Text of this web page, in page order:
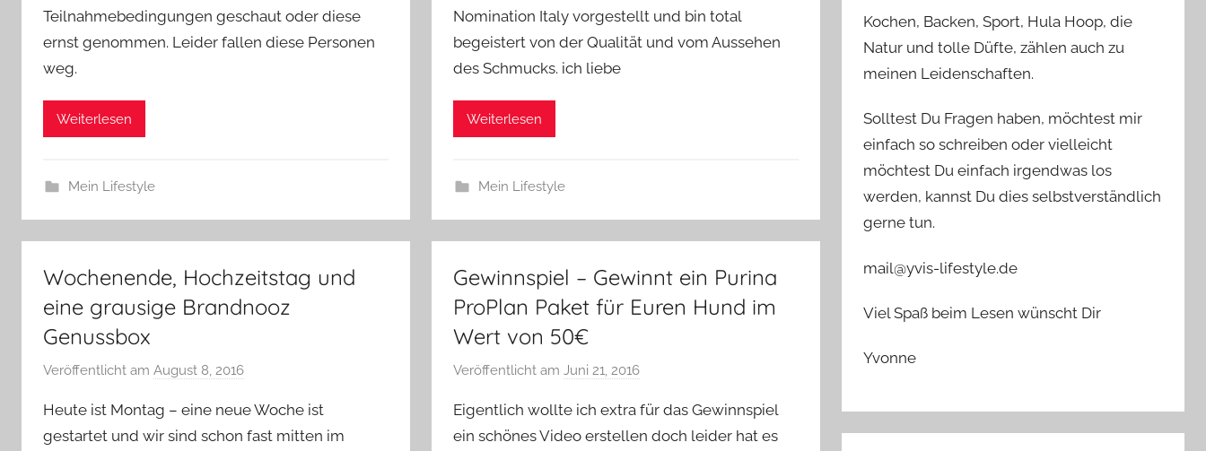
Teilnahmebedingungen geschaut oder diese
ernst genommen. Leider fallen diese Personen
weg.
Weiterlesen
Mein Lifestyle
Nomination Italy vorgestellt und bin total
begeistert von der Qualität und vom Aussehen
des Schmucks. ich liebe
Weiterlesen
Mein Lifestyle
Wochenende, Hochzeitstag und
eine grausige Brandnooz
Genussbox
Veröffentlicht am August 8, 2016
n
Y
Heute ist Montag – eine neue Woche ist
gestartet und wir sind schon fast mitten im
Gewinnspiel – Gewinnt ein Purina
ProPlan Paket für Euren Hund im
Wert von 50€
Veröffentlicht amJuni 21, 2016
n
Y
Eigentlich wollte ich extra für das Gewinnspiel
ein schönes Video erstellen doch leider hat es
Kochen, Backen, Sport, Hula Hoop, die
Natur und tolle Düfte, zählen auch zu
meinen Leidenschaften.
Solltest Du Fragen haben, möchtest mir
einfach so schreiben oder vielleicht
möchtest Du einfach irgendwas los
werden, kannst Du dies selbstverständlich
gerne tun.
mail@yvis-lifestyle.de
Viel Spaß beim Lesen wünscht Dir
Yvonne